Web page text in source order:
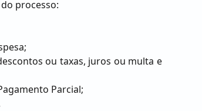
processo:
ou taxas, juros ou multa e
Parcial;